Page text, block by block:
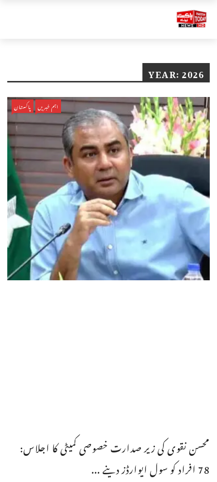
YEAR:2026
اہم خبریں پاکستان
محسن نقوی کی زیر صدارت خصوصی کمیٹی کا اجلاس:
78 افراد کو سول ایوارڈز دینے ...